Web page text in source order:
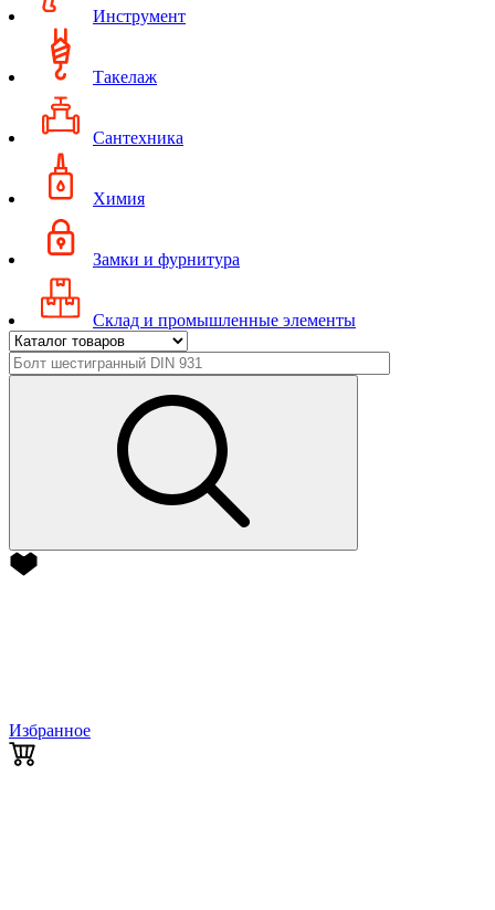
Инструмент
Такелаж
Сантехника
Химия
Замки и фурнитура
Склад и промышленные элементы
Избранное